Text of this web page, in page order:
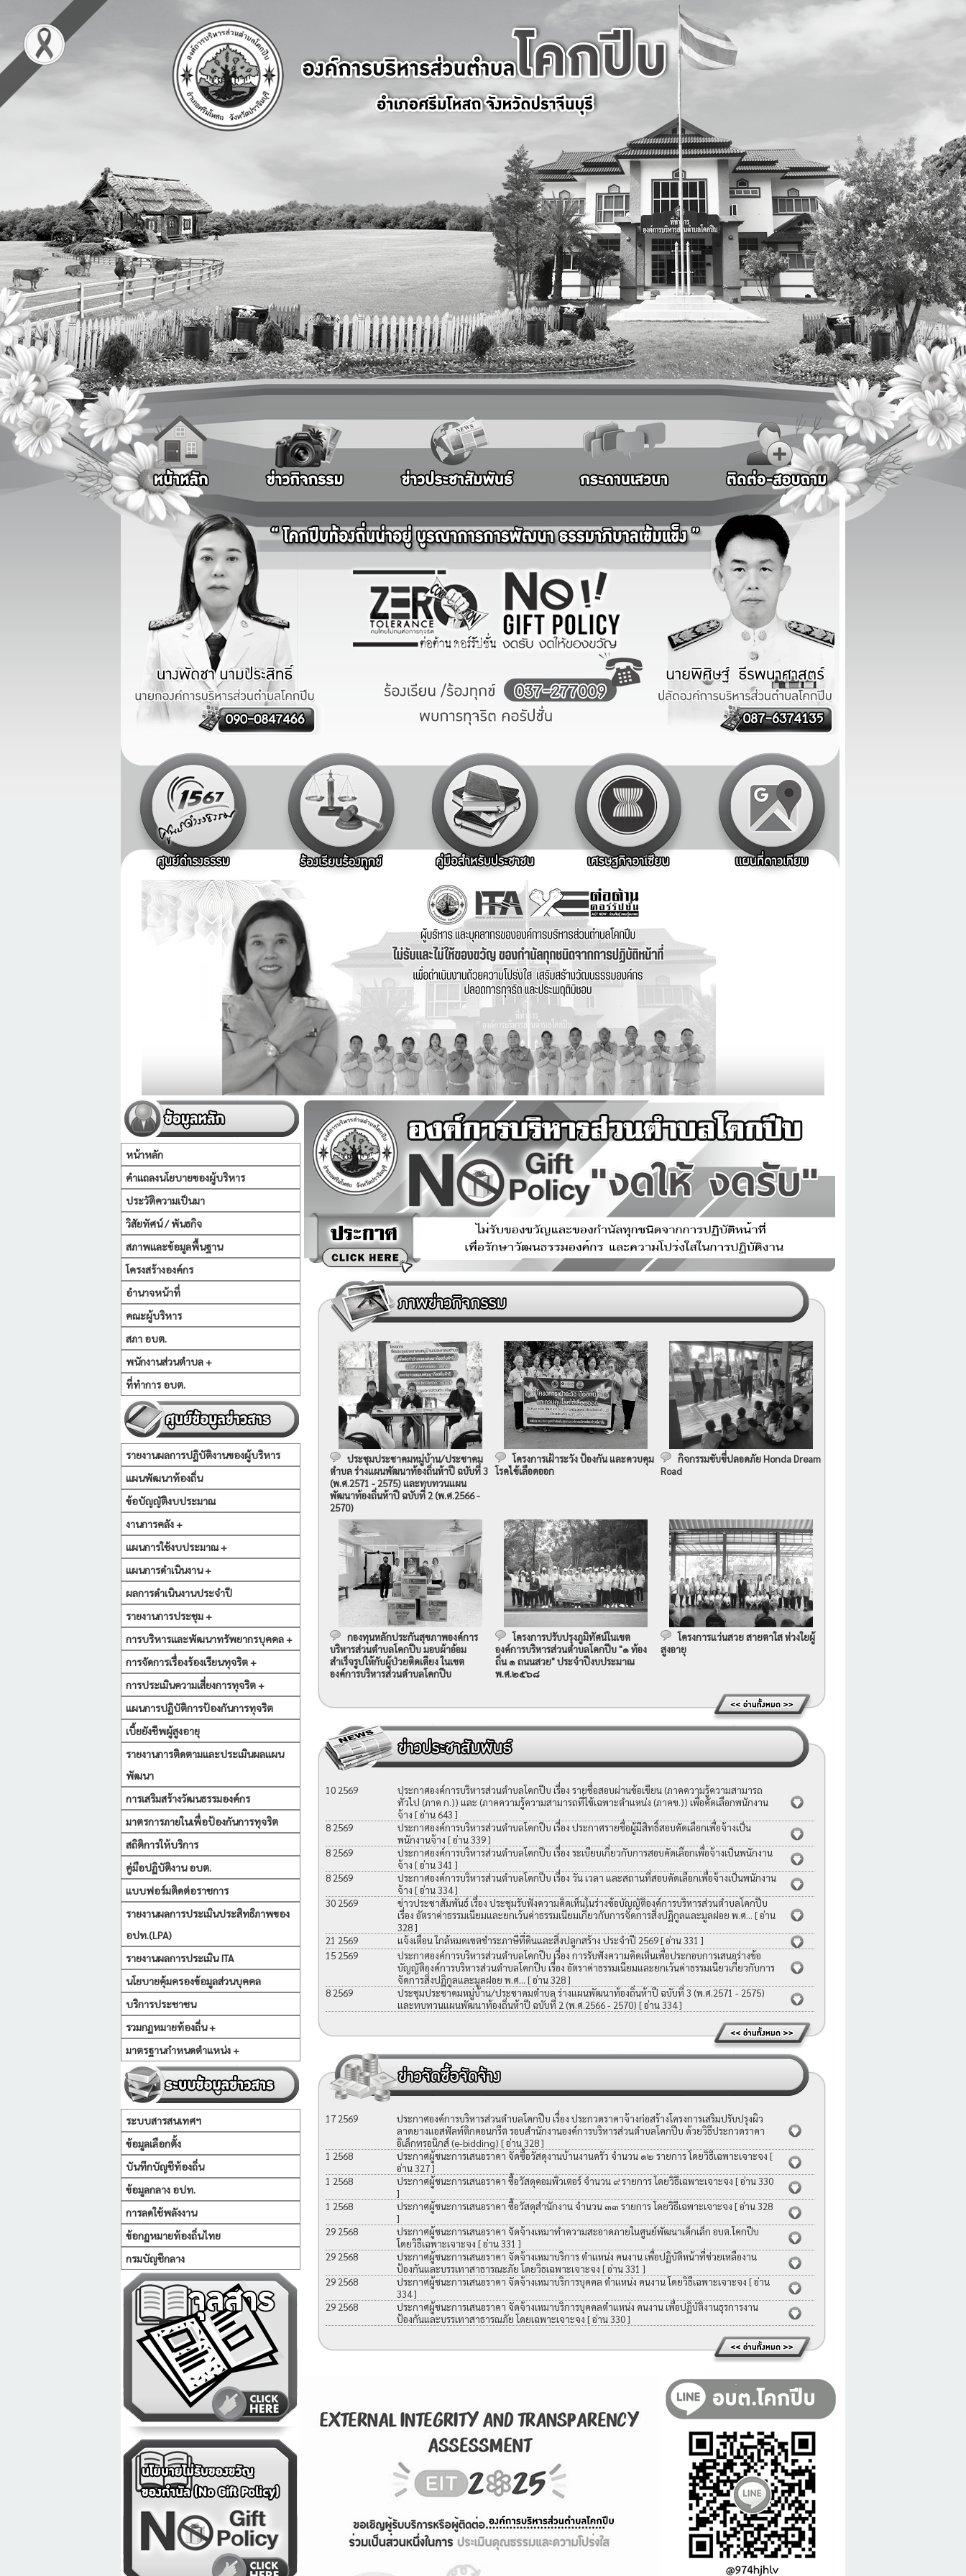
หน้าหลัก
คำแถลงนโยบายของผู้บริหาร
ประวัติความเป็นมา
วิสัยทัศน์ / พันธกิจ
สภาพและข้อมูลพื้นฐาน
โครงสร้างองค์กร
อำนาจหน้าที่
คณะผู้บริหาร
สภา อบต.
พนักงานส่วนตำบล +
ที่ทำการ อบต.
รายงานผลการปฏิบัติงานของผู้บริหาร
แผนพัฒนาท้องถิ่น
ข้อบัญญัติงบประมาณ
งานการคลัง +
แผนการใช้งบประมาณ +
แผนการดำเนินงาน +
ผลการดำเนินงานประจำปี
รายงานการประชุม +
การบริหารและพัฒนาทรัพยากรบุคคล +
การจัดการเรื่องร้องเรียนทุจริต +
การประเมินความเสี่ยงการทุจริต +
แผนการปฏิบัติการป้องกันการทุจริต
เบี้ยยังชีพผู้สูงอายุ
รายงานการติดตามและประเมินผลแผน
พัฒนา
การเสริมสร้างวัฒนธรรมองค์กร
มาตรการภายในเพื่อป้องกันการทุจริต
สถิติการให้บริการ
คู่มือปฏิบัติงาน อบต.
แบบฟอร์มติดต่อราชการ
รายงานผลการประเมินประสิทธิภาพของ
อปท.(LPA)
รายงานผลการประเมิน ITA
นโยบายคุ้มครองข้อมูลส่วนบุคคล
บริการประชาชน
รวมกฏหมายท้องถิ่น +
มาตรฐานกำหนดตำแหน่ง +
ระบบสารสนเทศฯ
ข้อมูลเลือกตั้ง
บันทึกบัญชีท้องถิ่น
ข้อมูลกลาง อปท.
การลดใช้พลังงาน
ข้อกฏหมายท้องถิ่นไทย
กรมบัญชีกลาง
ประชุมประชาคมหมู่บ้าน/ประชาคม
ตำบล ร่างแผนพัฒนาท้องถิ่นห้าปี ฉบับที่ 3
(พ.ศ.2571 - 2575) และทบทวนแผน
พัฒนาท้องถิ่นห้าปี ฉบับที่ 2 (พ.ศ.2566 -
2570)
โครงการเฝ้าระวัง ป้องกัน และควบคุม
โรคไข้เลือดออก
กิจกรรมขับขี่ปลอดภัย Honda Dream
Road
กองทุนหลักประกันสุขภาพองค์การ
บริหารส่วนตำบลโคกปีบ มอบผ้าอ้อม
สำเร็จรูปให้กับผู้ป่วยติดเตียง ในเขต
องค์การบริหารส่วนตำบลโคกปีบ
โครงการปรับปรุงภูมิทัศน์ในเขต
องค์การบริหารส่วนตำบลโคกปีบ "๑ ท้อง
ถิ่น ๑ ถนนสวย" ประจำปีงบประมาณ
พ.ศ.๒๕๖๘
โครงการแว่นสวย สายตาใส ห่วงใยผู้
สูงอายุ
10 2569
ประกาศองค์การบริหารส่วนตำบลโคกปีบ เรื่อง รายชื่อสอบผ่านข้อเขียน (ภาคความรู้ความสามารถ
ทั่วไป (ภาค ก.)) และ (ภาคความรู้ความสามารถที่ใช้เฉพาะตำแหน่ง (ภาคข.)) เพื่อคัดเลือกพนักงาน
จ้าง [ อ่าน 643 ]
8 2569
ประกาศองค์การบริหารส่วนตำบลโคกปีบ เรื่อง ประกาศรายชื่อผู้มีสิทธิ์สอบคัดเลือกเพื่อจ้างเป็น
พนักงานจ้าง [ อ่าน 339 ]
8 2569
ประกาศองค์การบริหารส่วนตำบลโคกปีบ เรื่อง ระเบียบเกี่ยวกับการสอบคัดเลือกเพื่อจ้างเป็นพนักงาน
จ้าง [ อ่าน 341 ]
8 2569
ประกาศองค์การบริหารส่วนตำบลโคกปีบ เรื่อง วัน เวลา และสถานที่สอบคัดเลือกเพื่อจ้างเป็นพนักงาน
จ้าง [ อ่าน 334 ]
30 2569
ข่าวประชาสัมพันธ์ เรื่อง ประชุมรับฟังความคิดเห็นในร่างข้อบัญญัติองค์การบริหารส่วนตำบลโคกปีบ
เรื่อง อัตราค่าธรรมเนียมและยกเว้นค่าธรรมเนียมเกี่ยวกับการจัดการสิ่งปฏิกูลและมูลฝอย พ.ศ... [ อ่าน
328 ]
21 2569
แจ้งเตือน ใกล้หมดเขตชำระภาษีที่ดินและสิ่งปลูกสร้าง ประจำปี 2569[ อ่าน 331 ]
15 2569
ประกาศองค์การบริหารส่วนตำบลโคกปีบ เรื่อง การรับฟังความคิดเห็นเพื่อประกอบการเสนอร่างข้อ
บัญญัติองค์การบริหารส่วนตำบลโคกปีบ เรื่อง อัตราค่าธรรมเนียมและยกเว้นค่าธรรมเนียวเกี่ยวกับการ
จัดการสิ่งปฏิกูลและมูลฝอย พ.ศ... [ อ่าน 328 ]
8 2569
ประชุมประชาคมหมู่บ้าน/ประชาคมตำบล ร่างแผนพัฒนาท้องถิ่นห้าปี ฉบับที่ 3 (พ.ศ.2571 - 2575)
และทบทวนแผนพัฒนาท้องถิ่นห้าปี ฉบับที่ 2 (พ.ศ.2566 - 2570) [ อ่าน 334 ]
17 2569
ประกาศองค์การบริหารส่วนตำบลโคกปีบ เรื่อง ประกวดราคาจ้างก่อสร้างโครงการเสริมปรับปรุงผิว
ลาดยางแอสฟัลท์ติกคอนกรีต รอบสำนักงานองค์การบริหารส่วนตำบลโคกปีบ ด้วยวิธีประกวดราคา
อิเล็กทรอนิกส์ (e-bidding) [ อ่าน 328 ]
1 2568
ประกาศผู้ชนะการเสนอราคา จัดซื้อวัสดุงานบ้านงานครัว จำนวน ๑๒ รายการ โดยวิธีเฉพาะเจาะจง [
อ่าน 327 ]
1 2568
ประกาศผู้ชนะการเสนอราคา ซื้อวัสดุคอมพิวเตอร์ จำนวน ๙ รายการ โดยวิธีเฉพาะเจาะจง [ อ่าน 330
]
1 2568
ประกาศผู้ชนะการเสนอราคา ซื้อวัสดุสำนักงาน จำนวน ๓๓ รายการ โดยวิธีเฉพาะเจาะจง [ อ่าน 328
]
29 2568
ประกาศผู้ชนะการเสนอราคา จัดจ้างเหมาทำความสะอาดภายในศูนย์พัฒนาเด็กเล็ก อบต.โคกปีบ
โดยวิธีเฉพาะเจาะจง [ อ่าน 331 ]
29 2568
ประกาศผู้ชนะการเสนอราคา จัดจ้างเหมาบริการ ตำแหน่ง คนงาน เพื่อปฏิบัติหน้าที่ช่วยเหลืองาน
ป้องกันและบรรเทาสาธารณะภัย โดยวิธเฉพาะเจาะจง [ อ่าน 331 ]
29 2568
ประกาศผู้ชนะการเสนอราคา จัดจ้างเหมาบริการบุคคล ตำแหน่ง คนงาน โดยวิธีเฉพาะเจาะจง [ อ่าน
334 ]
29 2568
ประกาศผู้ชนะการเสนอราคา จัดจ้างเหมาบริการบุคคลตำแหน่ง คนงาน เพื่อปฏิบัติงานธุรการงาน
ป้องกันและบรรเทาสาธารณภัย โดยเฉพาะเจาะจง [ อ่าน 330 ]